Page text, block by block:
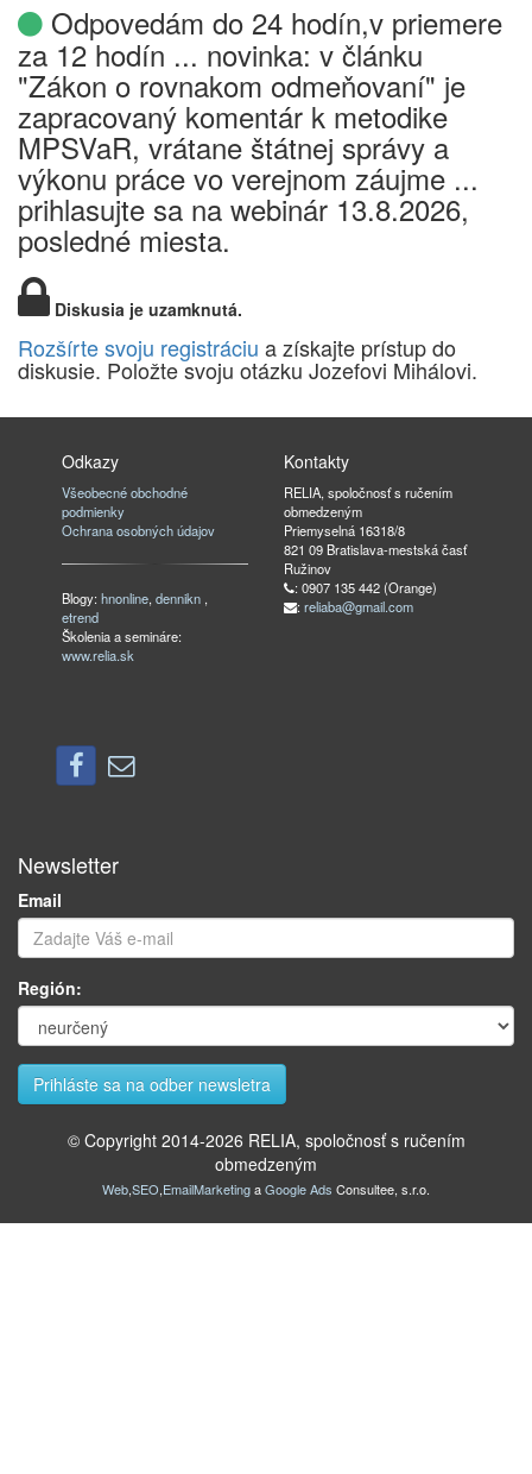
Odpovedám do 24 hodín,v priemere
za 12 hodín ... novinka: v článku
"Zákon o rovnakom odmeňovaní" je
zapracovaný komentár k metodike
MPSVaR, vrátane štátnej správy a
výkonu práce vo verejnom záujme ...
prihlasujte sa na webinár 13.8.2026,
posledné miesta.
Diskusia je uzamknutá.
Rozšírte svoju registráciu a získajte prístup do
diskusie. Položte svoju otázku Jozefovi Mihálovi.
Odkazy
Všeobecné obchodné
podmienky
Ochrana osobných údajov
Blogy:hnonline,dennikn ,
etrend
Školenia a semináre:
www.relia.sk
Kontakty
RELIA, spoločnosť s ručením
obmedzeným
Priemyselná 16318/8
821 09 Bratislava-mestská časť
Ružinov
: 0907 135 442 (Orange)
: reliaba@gmail.com
Newsletter
Email
Región:
© Copyright 2014-2026 RELIA, spoločnosť s ručením
obmedzeným
Web,SEO,EmailMarketingaGoogle Ads Consultee, s.r.o.